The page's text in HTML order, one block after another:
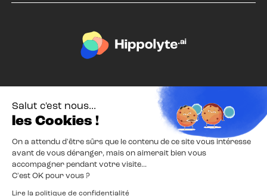
Mentions Légales Confidentialité
Salut c'est nous...
les Cookies !
On a attendu d'être sûrs que le contenu de ce site vous intéresse
avant de vous déranger, mais on aimerait bien vous
accompagner pendant votre visite...
C'est OK pour vous ?
Lire la politique de confidentialité